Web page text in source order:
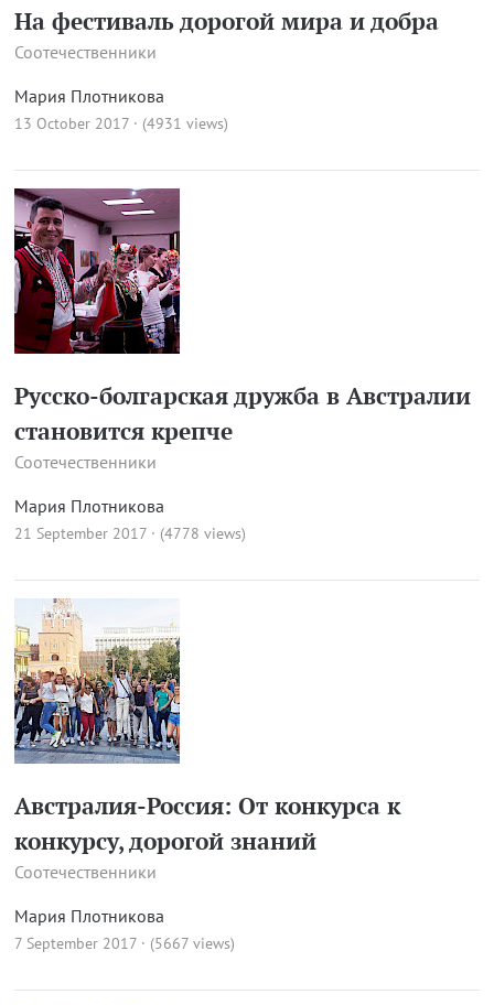
На фестиваль дорогой мира и добра
Соотечественники
Мария Плотникова
13 October 2017 · (4931 views)
Русско-болгарская дружба в Австралии
становится крепче
Соотечественники
Мария Плотникова
21 September 2017 · (4778 views)
Австралия-Россия: От конкурса к
конкурсу, дорогой знаний
Соотечественники
Мария Плотникова
7 September 2017 · (5667 views)